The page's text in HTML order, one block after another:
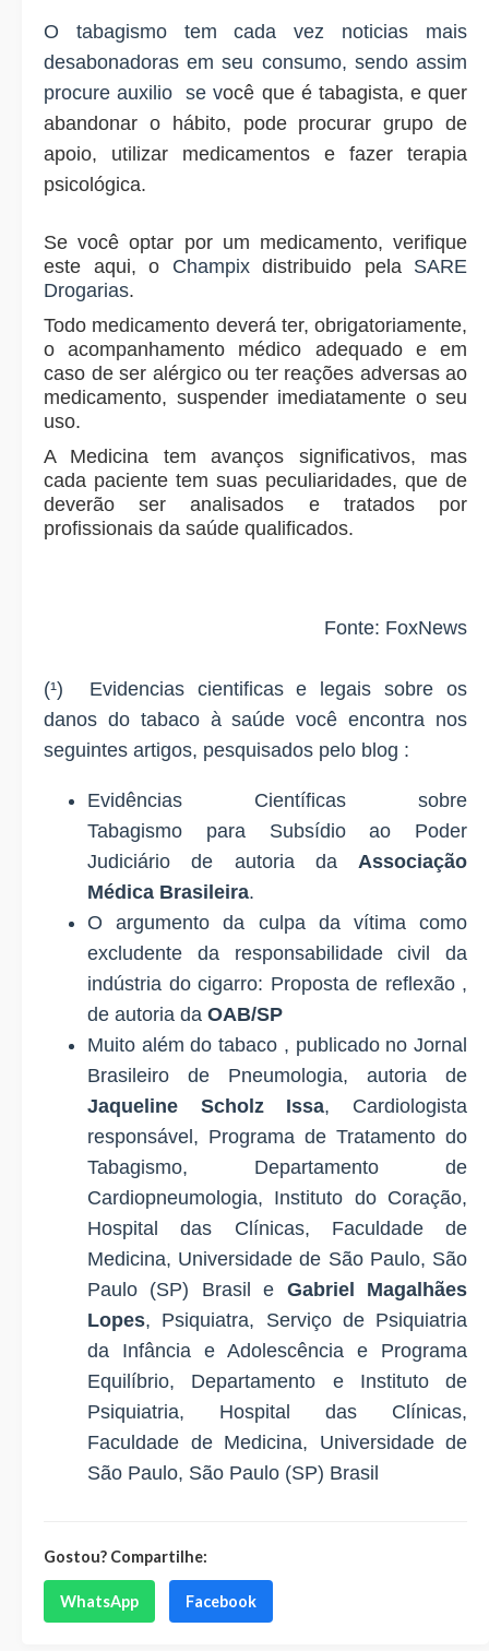
O tabagismo tem cada vez noticias mais
desabonadoras em seu consumo, sendo assim
procure auxilio se você que é tabagista, e quer
abandonar o hábito, pode procurar grupo de
apoio, utilizar medicamentos e fazer terapia
psicológica.
Se você optar por um medicamento, verifique
este aqui, o Champixdistribuido pela SARE
Drogarias.
Todo medicamento deverá ter, obrigatoriamente,
o acompanhamento médico adequado e em
caso de ser alérgico ou ter reações adversas ao
medicamento, suspender imediatamente o seu
uso.
A Medicina tem avanços significativos, mas
cada paciente tem suas peculiaridades, que de
deverão ser analisados e tratados por
profissionais da saúde qualificados.
Fonte: FoxNews
(¹) Evidencias cientificas e legais sobre os
danos do tabaco à saúde você encontra nos
seguintes artigos, pesquisados pelo blog :
Evidências Científicas sobre
Tabagismo para Subsídio ao Poder
Judiciário de autoria da Associação
Médica Brasileira.
O argumento da culpa da vítima como
excludente da responsabilidade civil da
indústria do cigarro: Proposta de reflexão,
de autoria da OAB/SP
Muito além do tabaco , publicado no Jornal
Brasileiro de Pneumologia, autoria de
Jaqueline Scholz Issa, Cardiologista
responsável, Programa de Tratamento do
Tabagismo, Departamento de
Cardiopneumologia, Instituto do Coração,
Hospital das Clínicas, Faculdade de
Medicina, Universidade de São Paulo, São
Paulo (SP) Brasil e Gabriel Magalhães
Lopes, Psiquiatra, Serviço de Psiquiatria
da Infância e Adolescência e Programa
Equilíbrio, Departamento e Instituto de
Psiquiatria, Hospital das Clínicas,
Faculdade de Medicina, Universidade de
São Paulo, São Paulo (SP) Brasil
Gostou? Compartilhe:
WhatsApp Facebook